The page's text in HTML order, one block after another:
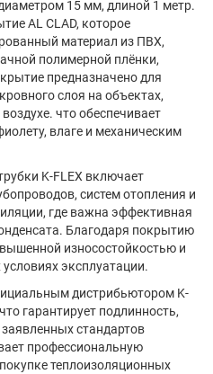
15 мм, длиной 1 метр.
AL CLAD, которое
материал из ПВХ,
полимерной плёнки,
предназначено для
слоя на объектах,
что обеспечивает
влаге и механическим
K-FLEX включает
систем отопления и
где важна эффективная
Благодаря покрытию
износостойкостью и
эксплуатации.
дистрибьютором K-
гарантирует подлинность,
заявленных стандартов
профессиональную
теплоизоляционных